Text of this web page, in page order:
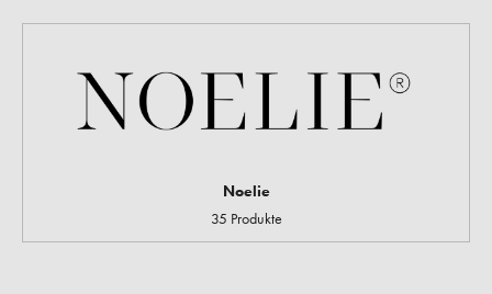
Noelie
35 Produkte